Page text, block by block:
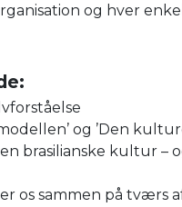
og hver
og ’Den
brasilianske kultur –
os sammen på tværs